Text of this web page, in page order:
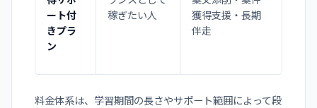
ート付
きプラ
ン
稼ぎたい人
獲得支援・長期
伴走
料金体系は、学習期間の長さやサポート範囲によって段